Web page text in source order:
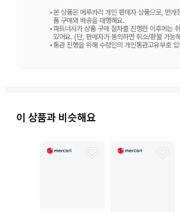
•본 상품은 메루카리 개인 판매자 상품으로, 번개
품 구매와 배송을 대행해요.
•파트너사가 상품 구매 절차를 진행한 이후에는
있어요. (단, 판매자가 동의하면 취소/환불 가능
•통관 진행을 위해 수령인의 개인통관고유부호
이 상품과 비슷해요